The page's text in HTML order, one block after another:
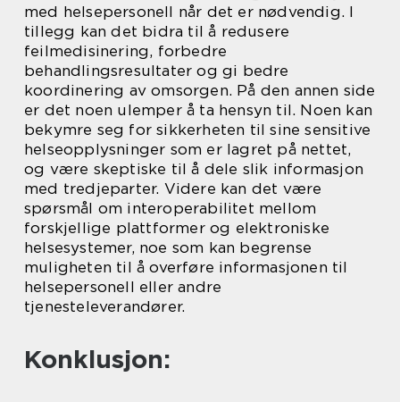
med helsepersonell når det er nødvendig. I
tillegg kan det bidra til å redusere
feilmedisinering, forbedre
behandlingsresultater og gi bedre
koordinering av omsorgen. På den annen side
er det noen ulemper å ta hensyn til. Noen kan
bekymre seg for sikkerheten til sine sensitive
helseopplysninger som er lagret på nettet,
og være skeptiske til å dele slik informasjon
med tredjeparter. Videre kan det være
spørsmål om interoperabilitet mellom
forskjellige plattformer og elektroniske
helsesystemer, noe som kan begrense
muligheten til å overføre informasjonen til
helsepersonell eller andre
tjenesteleverandører.
Konklusjon: